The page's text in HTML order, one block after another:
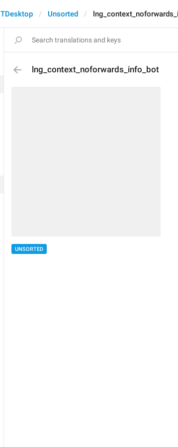
TDesktop Unsorted
lng_context_noforwards_info_bot
UNSORTED